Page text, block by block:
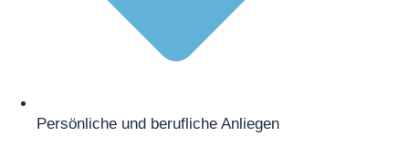
Persönliche und berufliche Anliegen